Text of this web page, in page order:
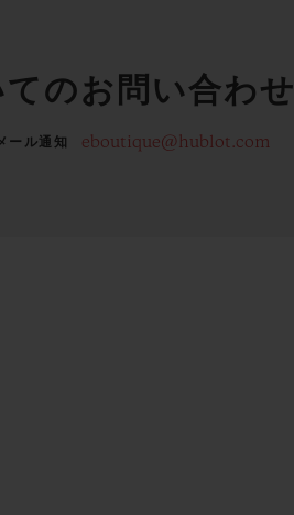
のお問い合わせ
ール通知 eboutique@hublot.com